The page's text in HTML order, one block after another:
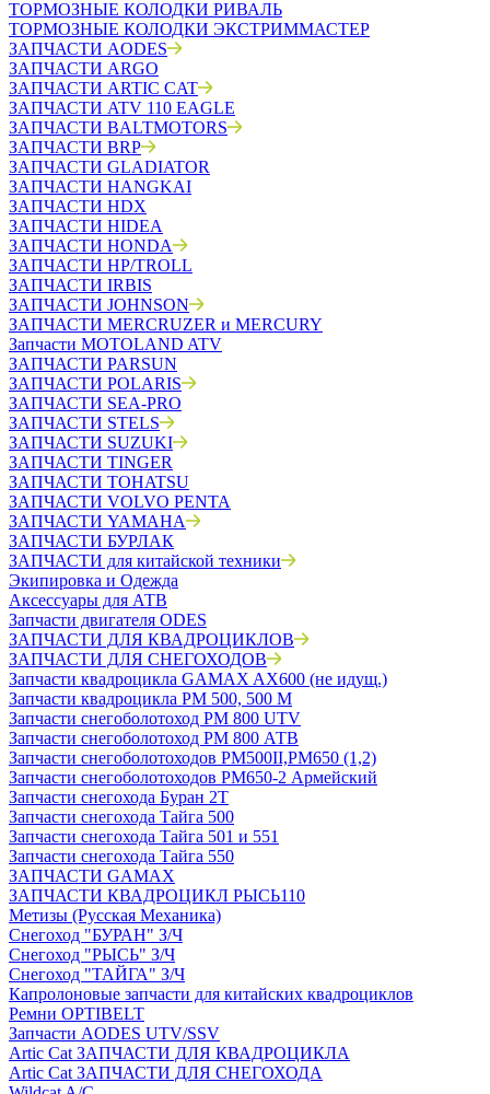
ТОРМОЗНЫЕ КОЛОДКИ РИВАЛЬ
ТОРМОЗНЫЕ КОЛОДКИ ЭКСТРИММАСТЕР
ЗАПЧАСТИ AODES
ЗАПЧАСТИ ARGO
ЗАПЧАСТИ ARTIC CAT
ЗАПЧАСТИ ATV 110 EAGLE
ЗАПЧАСТИ BALTMOTORS
ЗАПЧАСТИ BRP
ЗАПЧАСТИ GLADIATOR
ЗАПЧАСТИ HANGKAI
ЗАПЧАСТИ HDX
ЗАПЧАСТИ HIDEA
ЗАПЧАСТИ HONDA
ЗАПЧАСТИ HP/TROLL
ЗАПЧАСТИ IRBIS
ЗАПЧАСТИ JOHNSON
ЗАПЧАСТИ MERCRUZER и MERCURY
Запчасти MOTOLAND ATV
ЗАПЧАСТИ PARSUN
ЗАПЧАСТИ POLARIS
ЗАПЧАСТИ SEA-PRO
ЗАПЧАСТИ STELS
ЗАПЧАСТИ SUZUKI
ЗАПЧАСТИ TINGER
ЗАПЧАСТИ TOHATSU
ЗАПЧАСТИ VOLVO PENTA
ЗАПЧАСТИ YAMAHA
ЗАПЧАСТИ БУРЛАК
ЗАПЧАСТИ для китайской техники
Экипировка и Одежда
Аксессуары для АТВ
Запчасти двигателя ODES
ЗАПЧАСТИ ДЛЯ КВАДРОЦИКЛОВ
ЗАПЧАСТИ ДЛЯ СНЕГОХОДОВ
Запчасти квадроцикла GAMAX AX600 (не идущ.)
Запчасти квадроцикла РМ 500, 500 М
Запчасти снегоболотоход РМ 800 UTV
Запчасти снегоболотоход РМ 800 АТВ
Запчасти снегоболотоходов РМ500II,РМ650 (1,2)
Запчасти снегоболотоходов РМ650-2 Армейский
Запчасти снегохода Буран 2Т
Запчасти снегохода Тайга 500
Запчасти снегохода Тайга 501 и 551
Запчасти снегохода Тайга 550
ЗАПЧАСТИ GAMAX
ЗАПЧАСТИ КВАДРОЦИКЛ РЫСЬ110
Метизы (Русская Механика)
Снегоход "БУРАН" З/Ч
Снегоход "РЫСЬ" З/Ч
Снегоход "ТАЙГА" З/Ч
Капролоновые запчасти для китайских квадроциклов
Ремни OPTIBELT
Запчасти AODES UTV/SSV
Artic Cat ЗАПЧАСТИ ДЛЯ КВАДРОЦИКЛА
Artic Cat ЗАПЧАСТИ ДЛЯ СНЕГОХОДА